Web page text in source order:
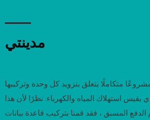
مدينتي
متكاملًا يتعلق بتزويد كل وحدة وتركيبها
يقيس استهلاك المياه والكهرباء. نظرًا لأن هذا
المسبق ، فقد قمنا بتركيب قاعدة بيانات